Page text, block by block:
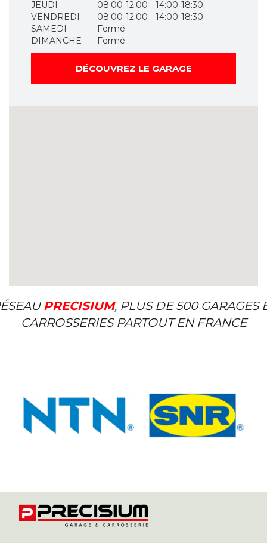
JEUDI
08:00-12:00 - 14:00-18:30
VENDREDI
08:00-12:00 - 14:00-18:30
SAMEDI
Fermé
DIMANCHE
Fermé
DÉCOUVREZ LE GARAGE
PRECISIUM, PLUS DE 500 GARAGES
CARROSSERIES PARTOUT EN FRANCE